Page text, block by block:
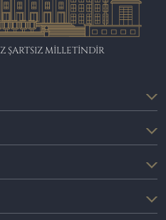
ŞARTSIZ MİLLETİNDİR